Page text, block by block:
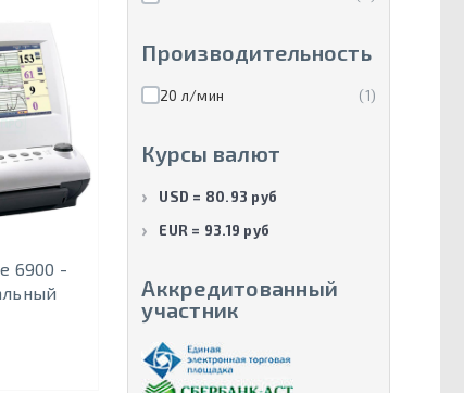
6900 -
Производительность
20 л/мин (1)
Курсы валют
USD = 80.93 руб
EUR = 93.19 руб
Аккредитованный
участник